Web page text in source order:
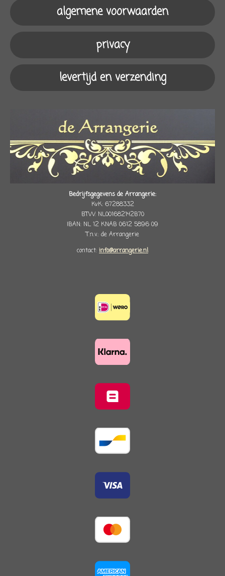
o
k
r
a
m
p
p
algemene voorwaarden
privacy
levertijd en verzending
Bedrijfsgegevens de Arrangerie:
KvK: 67288332
BTW: NL001682142B70
IBAN: NL 12 KNAB 0612 5896 09
T.n.v.: de Arrangerie
contact: info@arrangerie.nl